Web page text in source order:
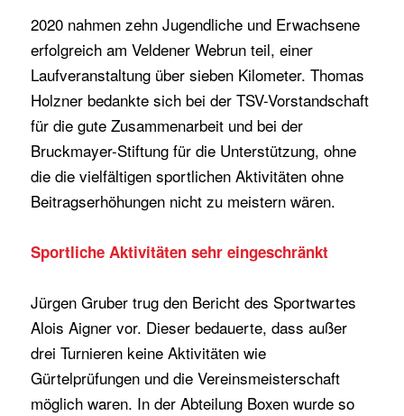
2020 nahmen zehn Jugendliche und Erwachsene
erfolgreich am Veldener Webrun teil, einer
Laufveranstaltung über sieben Kilometer. Thomas
Holzner bedankte sich bei der TSV-Vorstandschaft
für die gute Zusammenarbeit und bei der
Bruckmayer-Stiftung für die Unterstützung, ohne
die die vielfältigen sportlichen Aktivitäten ohne
Beitragserhöhungen nicht zu meistern wären.
Sportliche Aktivitäten sehr eingeschränkt
Jürgen Gruber trug den Bericht des Sportwartes
Alois Aigner vor. Dieser bedauerte, dass außer
drei Turnieren keine Aktivitäten wie
Gürtelprüfungen und die Vereinsmeisterschaft
möglich waren. In der Abteilung Boxen wurde so